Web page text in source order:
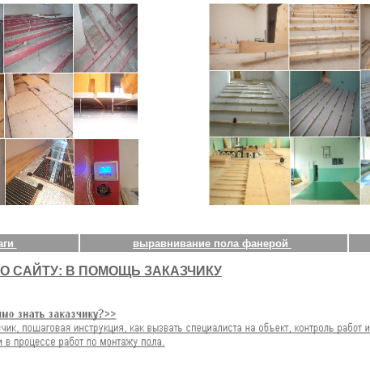
выравнивание пола фанерой
САЙТУ: В ПОМОЩЬ ЗАКАЗЧИКУ